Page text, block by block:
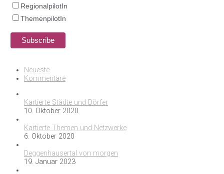
RegionalpilotIn
ThemenpilotIn
Neueste
Kommentare
Kartierte Städte und Dörfer
10. Oktober 2020
Kartierte Themen und Netzwerke
6. Oktober 2020
Deggenhausertal von morgen
19. Januar 2023